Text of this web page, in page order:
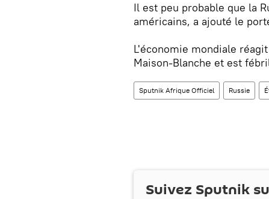
Il est peu probable que la
américains, a ajouté le
L'économie mondiale
Maison-Blanche et est
Sputnik Afrique Officiel Russie
Suivez Sputnik